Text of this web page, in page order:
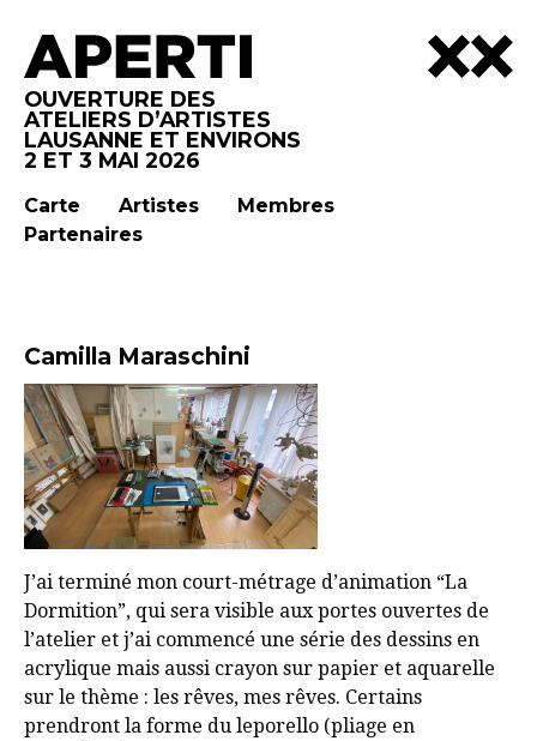
OUVERTURE DES
ATELIERS D’ARTISTES
LAUSANNE ET ENVIRONS
2 ET 3 MAI 2026
Carte Artistes
Membres
Partenaires
Camilla Maraschini
J’ai terminé mon court-métrage d’animation “La
Dormition”, qui sera visible aux portes ouvertes de
l’atelier et j’ai commencé une série des dessins en
acrylique mais aussi crayon sur papier et aquarelle
sur le thème : les rêves, mes rêves. Certains
prendront la forme du leporello (pliage en